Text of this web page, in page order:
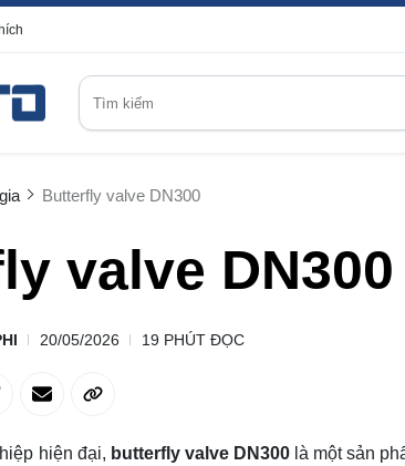
Butterfly valve DN300
valve DN300
20/05/2026 19 PHÚT ĐỌC
hiện đại, butterfly valve DN300là một sản